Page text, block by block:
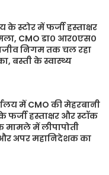
के स्टोर में फर्जी हस्ताक्षर
CMO डा० आर०एस०
निगम तक चल रहा
बस्ती के स्वास्थ्य
में CMO की मेहरबानी
फर्जी हस्ताक्षर और स्टॉक
मामले में लीपापोती
अपर महानिदेशक का